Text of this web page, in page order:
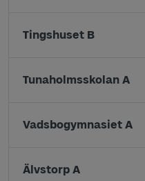
Tingshuset B
Tunaholmsskolan A
Vadsbogymnasiet A
Älvstorp A